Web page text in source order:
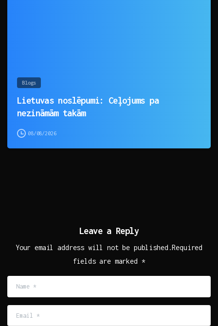
Blogs
Lietuvas noslēpumi: Ceļojums pa
nezināmām takām
08/08/2026
Leave a Reply
Your email address will not be published.Required
fields are marked *
*